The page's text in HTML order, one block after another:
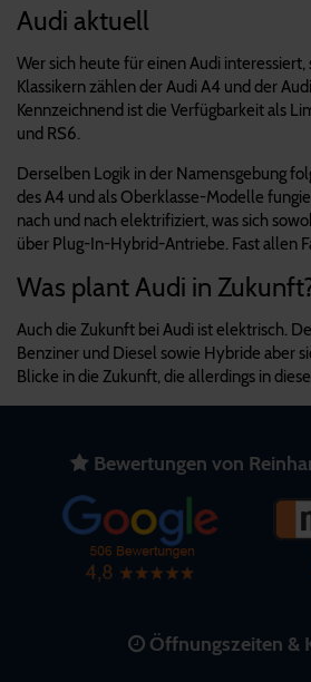
Audi aktuell
Wer sich heute für einen Audi
Klassikern zählen der Audi A4 und der
Kennzeichnend ist die Verfügbarkeit als
und RS6.
Derselben Logik in der Namensgebung
des A4 und als Oberklasse-Modelle
nach und nach elektrifiziert, was sich
über Plug-In-Hybrid-Antriebe. Fast allen
Was plant Audi in
Auch die Zukunft bei Audi ist elektrisch.
Benziner und Diesel sowie Hybride aber
Blicke in die Zukunft, die allerdings in
Bewertungen von
Öffnungszeiten &